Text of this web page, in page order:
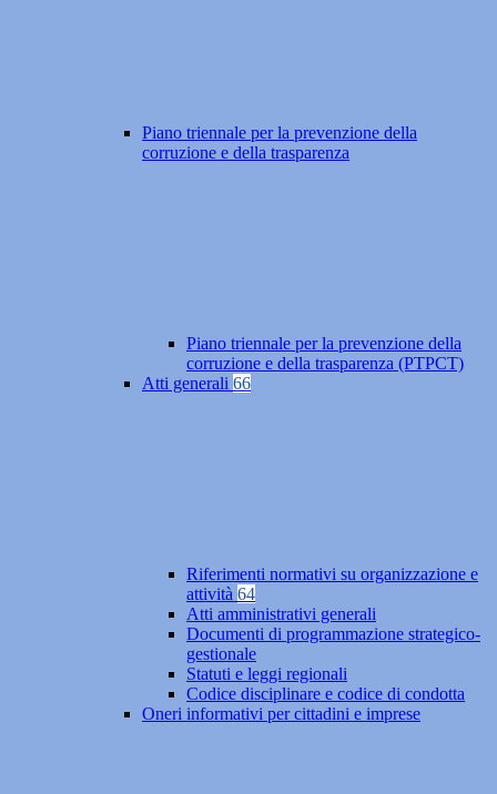
Piano triennale per la prevenzione della
corruzione e della trasparenza
Piano triennale per la prevenzione della
corruzione e della trasparenza (PTPCT)
Atti generali 66
Riferimenti normativi su organizzazione e
attività 64
Atti amministrativi generali
Documenti di programmazione strategico-
gestionale
Statuti e leggi regionali
Codice disciplinare e codice di condotta
Oneri informativi per cittadini e imprese